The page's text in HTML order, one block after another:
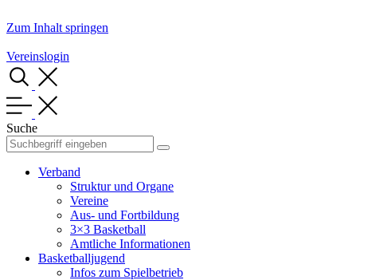
Zum Inhalt springen
Vereinslogin
Suche
Verband
Struktur und Organe
Vereine
Aus- und Fortbildung
3×3 Basketball
Amtliche Informationen
Basketballjugend
Infos zum Spielbetrieb